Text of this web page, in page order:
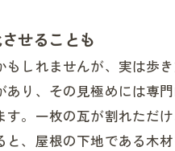
せることも
しれませんが、実は歩
り、その見極めには専
。一枚の瓦が割れただ
、屋根の下地である木